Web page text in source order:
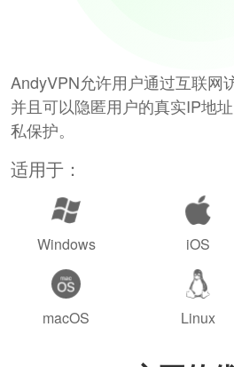
AndyVPN允许用户通过互联网
并且可以隐匿用户的真实IP地
私保护。
适用于：
Windows iOS
macOS Linux